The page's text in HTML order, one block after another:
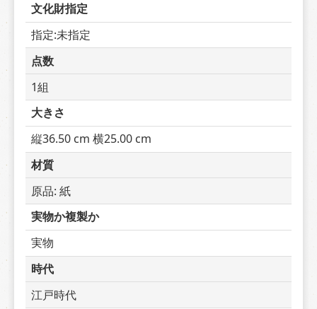
文化財指定
指定:未指定
点数
1組
大きさ
縦36.50 cm 横25.00 cm
材質
原品: 紙
実物か複製か
実物
時代
江戸時代